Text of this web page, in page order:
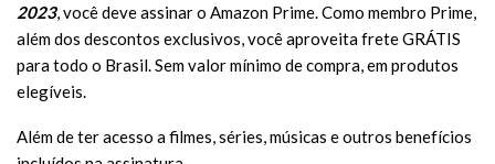
2023, você deve assinar o Amazon Prime. Como membro Prime,
além dos descontos exclusivos, você aproveita frete GRÁTIS
para todo o Brasil. Sem valor mínimo de compra, em produtos
elegíveis.
Além de ter acesso a filmes, séries, músicas e outros benefícios